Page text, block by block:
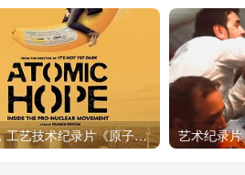
自然，工艺技术纪录片《原子能的希望 Atomic Hope – Inside the Pro-Nuclear Movement》下载